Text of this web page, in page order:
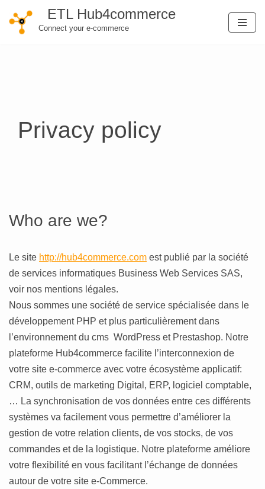
Skip
ETL Hub4commerce
Connect your e-commerce
Privacy policy
Who are we?
Le site http://hub4commerce.com est publié par la société
de services informatiques Business Web Services SAS,
voir nos mentions légales.
Nous sommes une société de service spécialisée dans le
développement PHP et plus particulièrement dans
l’environnement du cms WordPress et Prestashop. Notre
plateforme Hub4commerce facilite l’interconnexion de
votre site e-commerce avec votre écosystème applicatif:
CRM, outils de marketing Digital, ERP, logiciel comptable,
… La synchronisation de vos données entre ces différents
systèmes va facilement vous permettre d’améliorer la
gestion de votre relation clients, de vos stocks, de vos
commandes et de la logistique. Notre plateforme améliore
votre flexibilité en vous facilitant l’échange de données
autour de votre site e-Commerce.